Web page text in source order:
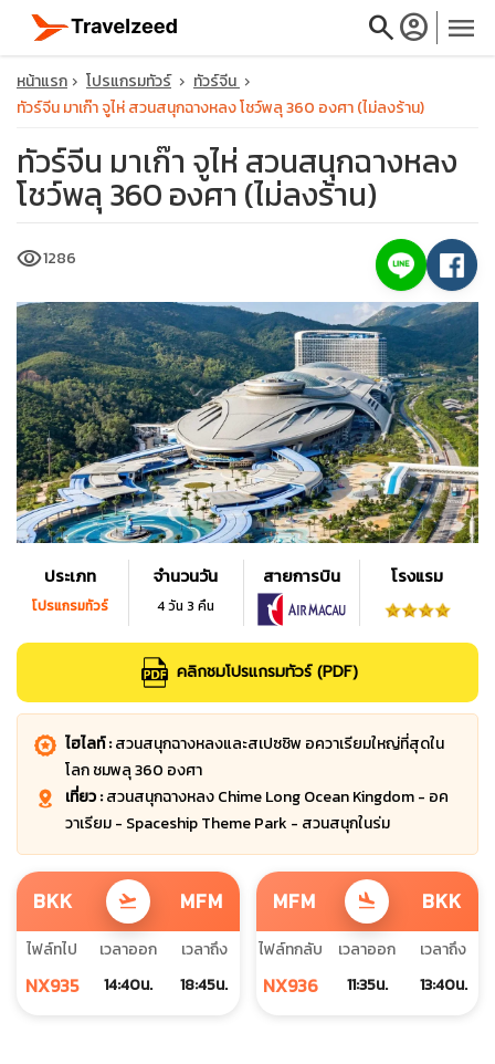
searchaccount_circle menu
travel_explore
calendar_month
search
หน้าแรก โปรแกรมทัวร์
ทัวร์จีน
ทัวร์จีน มาเก๊า จูไห่ สวนสนุกฉางหลง โชว์พลุ 360 องศา (ไม่ลงร้าน)
ทัวร์จีน มาเก๊า จูไห่ สวนสนุกฉางหลง
โชว์พลุ 360 องศา (ไม่ลงร้าน)
visibility1286
ประเภท
โปรแกรมทัวร์
จำนวนวัน
4 วัน 3 คืน
สายการบิน โรงแรม
คลิกชมโปรแกรมทัวร์ (PDF)
ไฮไลท์ :สวนสนุกฉางหลงและสเปซชิพ อควาเรียมใหญ่ที่สุดใน
โลก ชมพลุ 360 องศา
เที่ยว :สวนสนุกฉางหลง Chime Long Ocean Kingdom - อค
วาเรียม - Spaceship Theme Park - สวนสนุกในร่ม
BKK flight_takeoff MFM
ไฟล์ทไป
NX935
เวลาออก
14:40น.
เวลาถึง
18:45น.
MFM flight_land BKK
ไฟล์ทกลับ
NX936
เวลาออก
11:35น.
เวลาถึง
13:40น.